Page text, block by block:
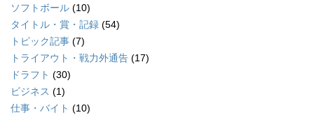
ソフトボール (10)
タイトル・賞・記録 (54)
トピック記事 (7)
トライアウト・戦力外通告 (17)
ドラフト (30)
ビジネス (1)
仕事・バイト (10)